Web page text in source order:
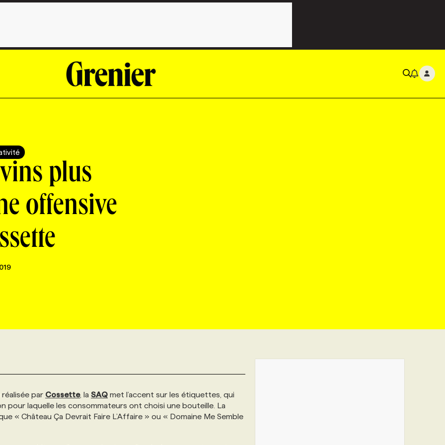
plus
offensive
par Cossette, la SAQ met l’accent sur les étiquettes, qui
pour laquelle les consommateurs ont choisi une bouteille. La
« Château Ça Devrait Faire L’Affaire » ou « Domaine Me Semble